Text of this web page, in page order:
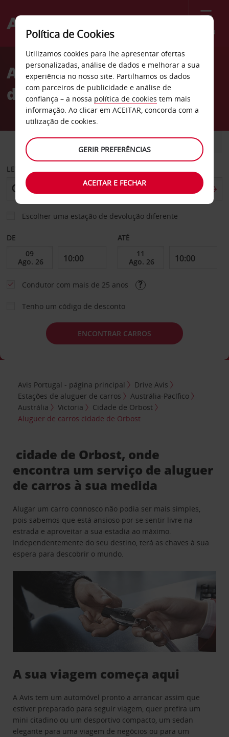
Menu
Welcome
AvisAluguer de carros cidade
de Orbost
CARRO COMERCIAIS
LEVANTAR EM
Escolher uma estação de devolução diferente
DE ATÉ
Condutor com mais de 25 anos
Tenho um código de desconto
ENCONTRAR CARROS
Avis Portugal - página principal
Drive Avis
Estações de aluguer de carros
Austrália-Pacífico
Austrália
Victoria
Cidade de Orbost
Aluguer de carros cidade de Orbost
cidade de Orbost, onde
encontra um serviço de aluguer
de carros à sua medida
Alugar um carro connosco não podia ser mais simples,
pois sabemos que está ansioso por se sentir livre na
estrada e aproveitar a sua estadia ao máximo.
Independentemente do seu destino, terá as chaves à sua
espera para descobrir o mundo.
A sua viagem começa aqui
A Avis tem um automóvel pronto a arrancar assim que
estiver preparado para seguir viagem, quer prefira um
mini citadino ou um desportivo compacto, um sedan
elegante para uma viagem de negócios ou para um
Política de Cookies
Utilizamos cookies para lhe apresentar ofertas
personalizadas, análise de dados e melhorar a sua
experiência no nosso site. Partilhamos os dados
com parceiros de publicidade e análise de
confiança – a nossa política de cookies tem mais
informação. Ao clicar em ACEITAR, concorda com a
utilização de cookies.
GERIR PREFERÊNCIAS
ACEITAR E FECHAR